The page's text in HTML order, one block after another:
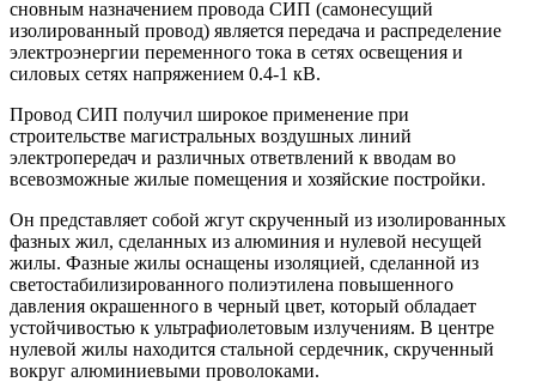
сновным назначением провода СИП (самонесущий
изолированный провод) является передача и распределение
электроэнергии переменного тока в сетях освещения и
силовых сетях напряжением 0.4-1 кВ.
Провод СИП получил широкое применение при
строительстве магистральных воздушных линий
электропередач и различных ответвлений к вводам во
всевозможные жилые помещения и хозяйские постройки.
Он представляет собой жгут скрученный из изолированных
фазных жил, сделанных из алюминия и нулевой несущей
жилы. Фазные жилы оснащены изоляцией, сделанной из
светостабилизированного полиэтилена повышенного
давления окрашенного в черный цвет, который обладает
устойчивостью к ультрафиолетовым излучениям. В центре
нулевой жилы находится стальной сердечник, скрученный
вокруг алюминиевыми проволоками.